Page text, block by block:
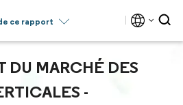
ce rapport
DU MARCHÉ DES
-